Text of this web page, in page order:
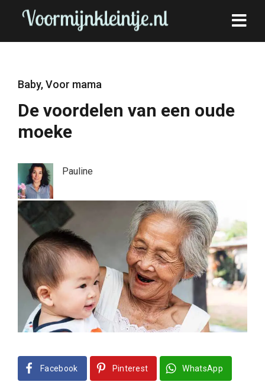
Baby,Voor mama
De voordelen van een oude
moeke
Pauline
Facebook Pinterest WhatsApp